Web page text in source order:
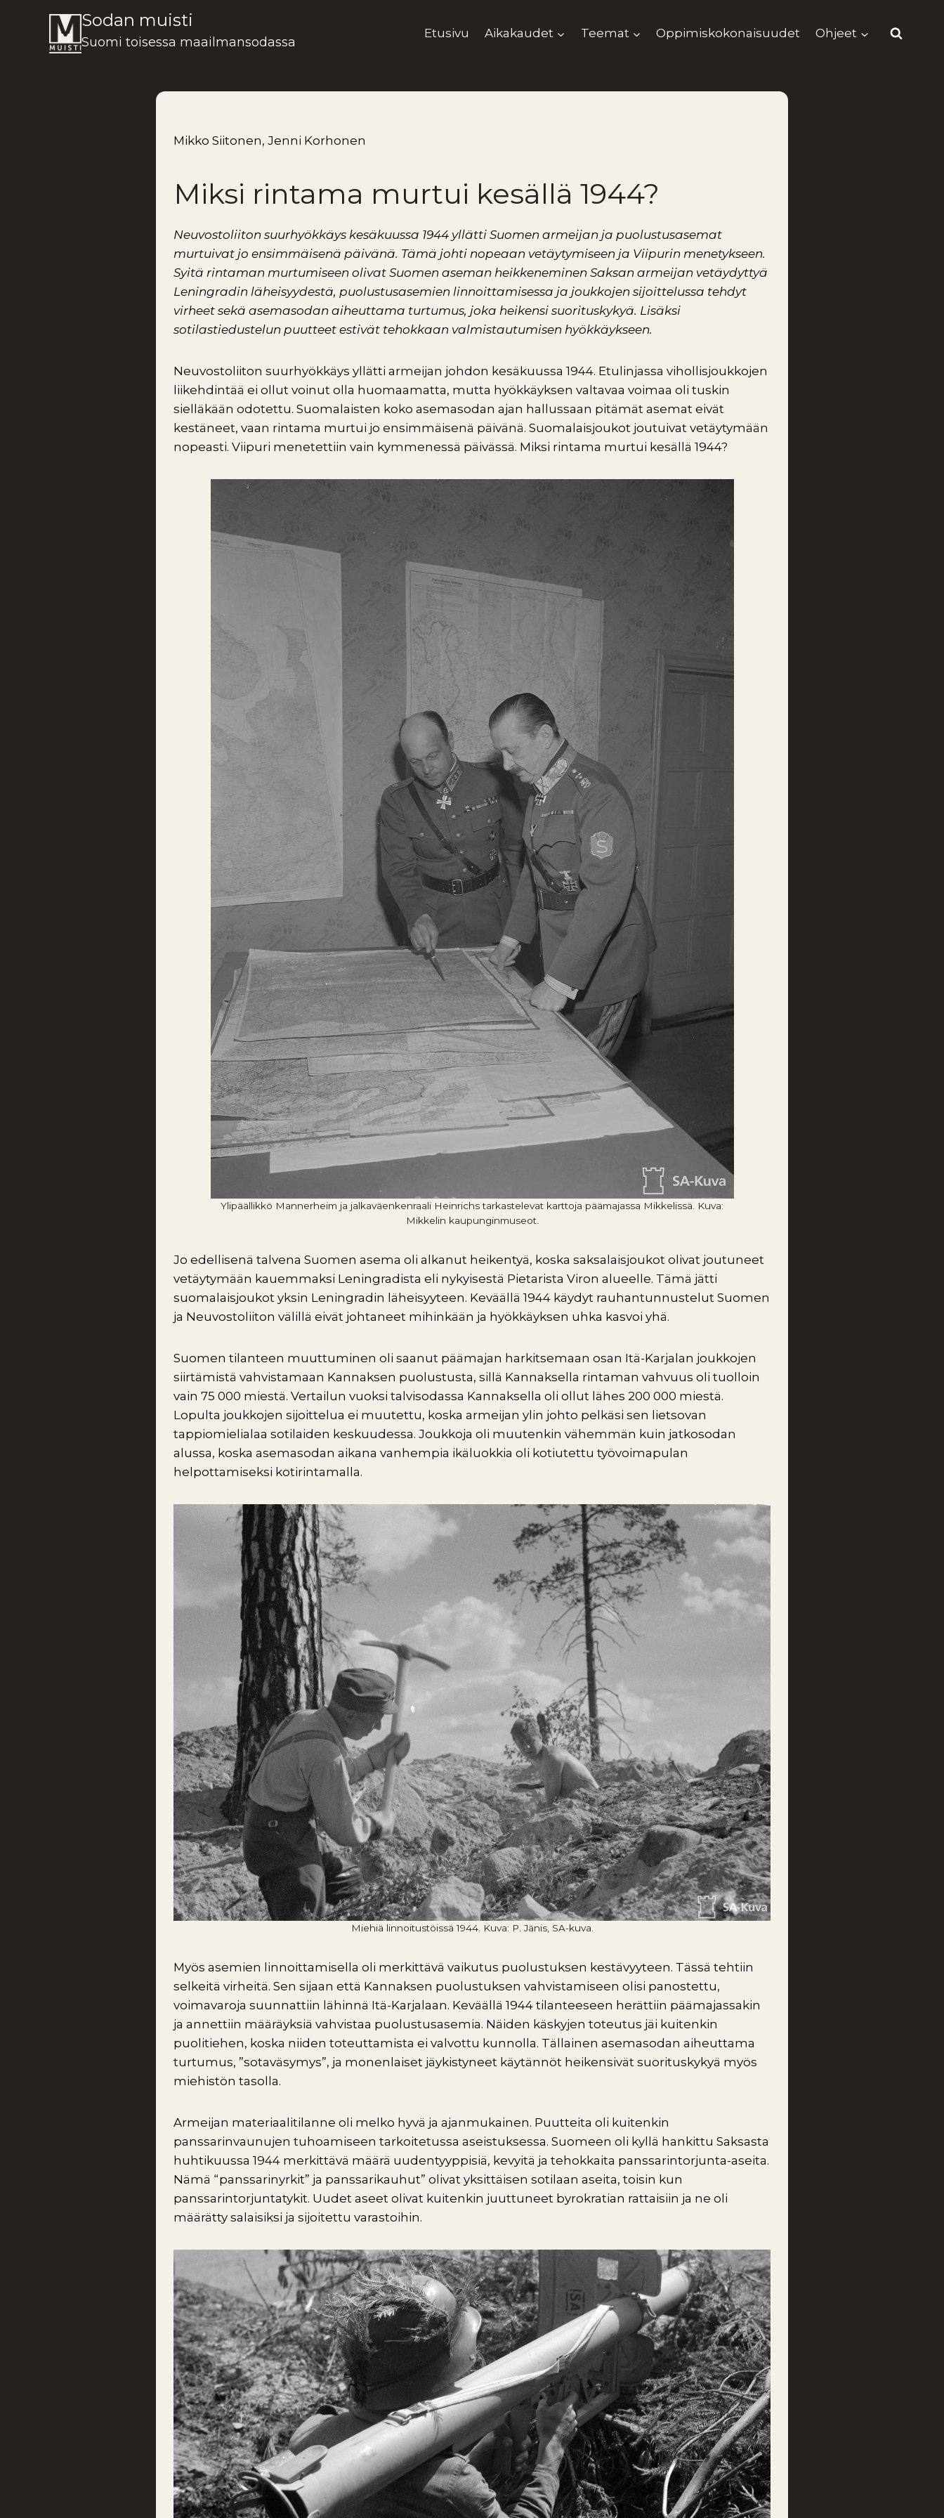
Sodan muisti
Suomi toisessa maailmansodassa
Etusivu Aikakaudet Teemat Oppimiskokonaisuudet Ohjeet
Mikko Siitonen, Jenni Korhonen
Miksi rintama murtui kesällä 1944?
Neuvostoliiton suurhyökkäys kesäkuussa 1944 yllätti Suomen armeijan ja puolustusasemat
murtuivat jo ensimmäisenä päivänä. Tämä johti nopeaan vetäytymiseen ja Viipurin menetykseen.
Syitä rintaman murtumiseen olivat Suomen aseman heikkeneminen Saksan armeijan vetäydyttyä
Leningradin läheisyydestä, puolustusasemien linnoittamisessa ja joukkojen sijoittelussa tehdyt
virheet sekä asemasodan aiheuttama turtumus, joka heikensi suorituskykyä. Lisäksi
sotilastiedustelun puutteet estivät tehokkaan valmistautumisen hyökkäykseen.
Neuvostoliiton suurhyökkäys yllätti armeijan johdon kesäkuussa 1944. Etulinjassa vihollisjoukkojen
liikehdintää ei ollut voinut olla huomaamatta, mutta hyökkäyksen valtavaa voimaa oli tuskin
sielläkään odotettu. Suomalaisten koko asemasodan ajan hallussaan pitämät asemat eivät
kestäneet, vaan rintama murtui jo ensimmäisenä päivänä. Suomalaisjoukot joutuivat vetäytymään
nopeasti. Viipuri menetettiin vain kymmenessä päivässä. Miksi rintama murtui kesällä 1944?
Ylipäällikkö Mannerheim ja jalkaväenkenraali Heinrichs tarkastelevat karttoja päämajassa Mikkelissä. Kuva:
Mikkelin kaupunginmuseot.
Jo edellisenä talvena Suomen asema oli alkanut heikentyä, koska saksalaisjoukot olivat joutuneet
vetäytymään kauemmaksi Leningradista eli nykyisestä Pietarista Viron alueelle. Tämä jätti
suomalaisjoukot yksin Leningradin läheisyyteen. Keväällä 1944 käydyt rauhantunnustelut Suomen
ja Neuvostoliiton välillä eivät johtaneet mihinkään ja hyökkäyksen uhka kasvoi yhä.
Suomen tilanteen muuttuminen oli saanut päämajan harkitsemaan osan Itä-Karjalan joukkojen
siirtämistä vahvistamaan Kannaksen puolustusta, sillä Kannaksella rintaman vahvuus oli tuolloin
vain 75 000 miestä. Vertailun vuoksi talvisodassa Kannaksella oli ollut lähes 200 000 miestä.
Lopulta joukkojen sijoittelua ei muutettu, koska armeijan ylin johto pelkäsi sen lietsovan
tappiomielialaa sotilaiden keskuudessa. Joukkoja oli muutenkin vähemmän kuin jatkosodan
alussa, koska asemasodan aikana vanhempia ikäluokkia oli kotiutettu työvoimapulan
helpottamiseksi kotirintamalla.
Miehiä linnoitustöissä 1944. Kuva: P. Jänis, SA-kuva.
Myös asemien linnoittamisella oli merkittävä vaikutus puolustuksen kestävyyteen. Tässä tehtiin
selkeitä virheitä. Sen sijaan että Kannaksen puolustuksen vahvistamiseen olisi panostettu,
voimavaroja suunnattiin lähinnä Itä-Karjalaan. Keväällä 1944 tilanteeseen herättiin päämajassakin
ja annettiin määräyksiä vahvistaa puolustusasemia. Näiden käskyjen toteutus jäi kuitenkin
puolitiehen, koska niiden toteuttamista ei valvottu kunnolla. Tällainen asemasodan aiheuttama
turtumus, ”sotaväsymys”, ja monenlaiset jäykistyneet käytännöt heikensivät suorituskykyä myös
miehistön tasolla.
Armeijan materiaalitilanne oli melko hyvä ja ajanmukainen. Puutteita oli kuitenkin
panssarinvaunujen tuhoamiseen tarkoitetussa aseistuksessa. Suomeen oli kyllä hankittu Saksasta
huhtikuussa 1944 merkittävä määrä uudentyyppisiä, kevyitä ja tehokkaita panssarintorjunta-aseita.
Nämä “panssarinyrkit” ja panssarikauhut” olivat yksittäisen sotilaan aseita, toisin kun
panssarintorjuntatykit. Uudet aseet olivat kuitenkin juuttuneet byrokratian rattaisiin ja ne oli
määrätty salaisiksi ja sijoitettu varastoihin.